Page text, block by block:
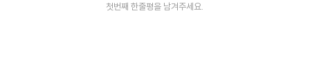
첫번째 한줄평을 남겨주세요.